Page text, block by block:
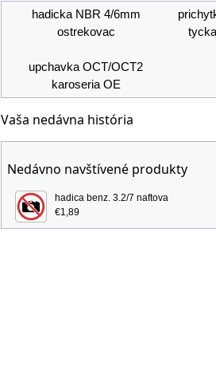
hadicka NBR 4/6mm
ostrekovac
upchavka OCT/OCT2
karoseria OE
Vaša nedávna história
Nedávno navštívené produkty
hadica benz. 3.2/7 naftova
€1,89